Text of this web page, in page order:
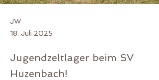
JW
18. Juli 2025
Jugendzeltlager beim SV
Huzenbach!